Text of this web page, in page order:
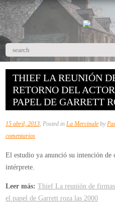
THIEF LA REUNIÓN
RETORNO DEL
PAPEL DE GARRETT
15 abril, 2013, Posted inLa Mercinale by
comentariosen
La
de
firmas
El estudio ya anunció su intención de
intérprete.
Leer más: Thief La reunión de
el papel de Garrett roza las 2000